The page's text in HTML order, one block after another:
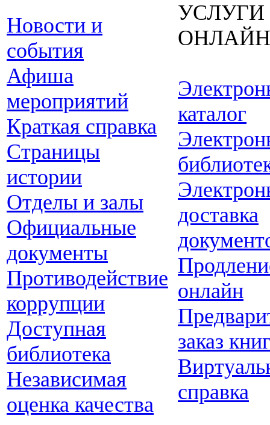
Новости и
события
Афиша
мероприятий
Краткая справка
Страницы
истории
Отделы и залы
Официальные
документы
Противодействие
коррупции
Доступная
библиотека
Независимая
оценка качества
УСЛУГИ
ОНЛАЙН
каталог
доставка
онлайн
заказ
справка